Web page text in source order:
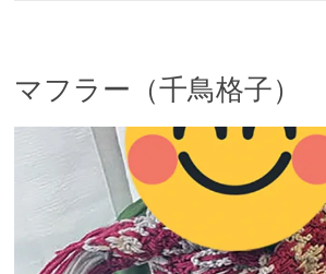
マフラー（千鳥格子）